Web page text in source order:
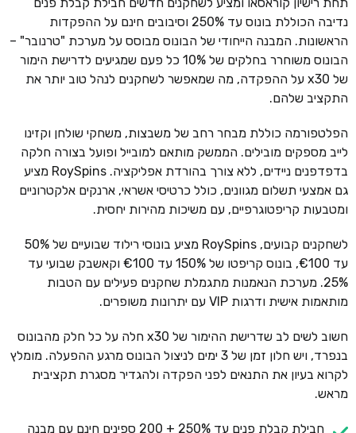
נדיבה הכוללת בונוס עד 250% וסיבובים חינם על ההפקדות
הראשונות. המבנה הייחודי של הבונוס מבוסס על מערכת "טרנובר" –
הבונוס משוחרר בחלקים של 10% כל פעם שמגיעים לדרישת הימור
של x30 על ההפקדה, מה שמאפשר לשחקנים לנהל טוב יותר את
התקציב שלהם.
הפלטפורמה כוללת מבחר רחב של משבצות, משחקי שולחן וקזינו
לייב מספקים מובילים. הממשק מותאם למובייל ופועל בצורה חלקה
בדפדפנים ניידים, ללא צורך בהורדת אפליקציה. RoySpins מציע
גם אמצעי תשלום מגוונים, כולל כרטיסי אשראי, ארנקים אלקטרוניים
ומטבעות קריפטוגרפיים, עם משיכות מהירות יחסית.
לשחקנים קבועים, RoySpins מציע בונוסי רילוד שבועיים של 50%
עד €100, בונוס קריפטו של 150% עד €100 וקאשבק שבועי עד
25%. מערכת הנאמנות מתגמלת שחקנים פעילים עם הטבות
מותאמות אישית ודרגות VIP עם יתרונות משופרים.
חשוב לשים לב שדרישת ההימור של x30 חלה על כל חלק מהבונוס
בנפרד, ויש חלון זמן של 3 ימים לניצול הבונוס מרגע ההפעלה. מומלץ
לקרוא בעיון את התנאים לפני הפקדה ולהגדיר מסגרת תקציבית
מראש.
חבילת קבלת פנים עד 250% + 200 ספינים חינם עם מבנה